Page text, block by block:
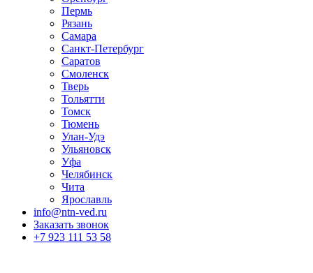
Пермь
Рязань
Самара
Санкт-Петербург
Саратов
Смоленск
Тверь
Тольятти
Томск
Тюмень
Улан-Удэ
Ульяновск
Уфа
Челябинск
Чита
Ярославль
info@ntn-ved.ru
Заказать звонок
+7 923 111 53 58